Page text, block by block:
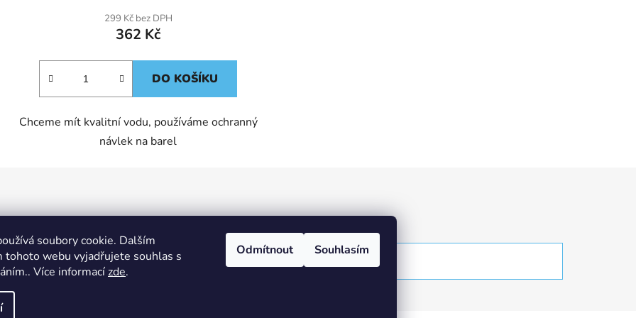
soubory cookie. Dalším
tohoto webu vyjadřujete souhlas s
Více informacízde.
Odmítnout Souhlasím
299 Kč bez DPH
362 Kč
DO KOŠÍKU
Chceme mít kvalitní vodu, používáme ochranný
návlek na barel
0KS /0 KČ